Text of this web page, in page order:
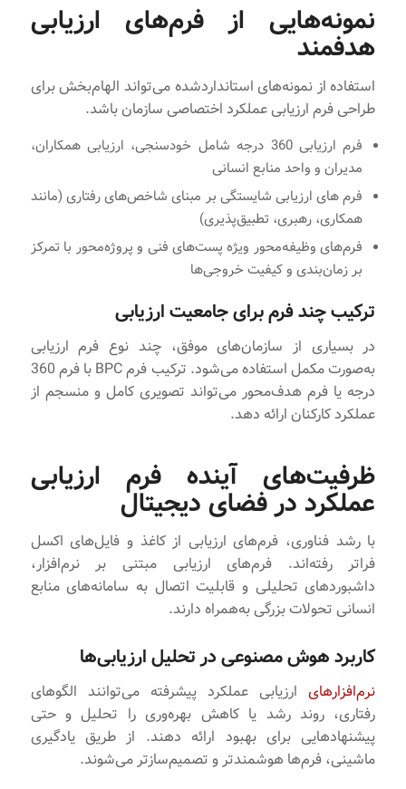
نمونه‌هایی از فرم‌های ارزیابی
هدفمند
استفاده از نمونه‌های استانداردشده می‌تواند الهام‌بخش برای
طراحی فرم ارزیابی عملکرد اختصاصی سازمان باشد.
فرم ارزیابی 360 درجه شامل خودسنجی، ارزیابی همکاران،
مدیران و واحد منابع انسانی
فرم های ارزیابی شایستگی بر مبنای شاخص‌های رفتاری (مانند
همکاری، رهبری، تطبیق‌پذیری)
فرم‌های وظیفه‌محور ویژه پست‌های فنی و پروژه‌محور با تمرکز
بر زمان‌بندی و کیفیت خروجی‌ها
ترکیب چند فرم برای جامعیت ارزیابی
در بسیاری از سازمان‌های موفق، چند نوع فرم ارزیابی
به‌صورت مکمل استفاده می‌شود. ترکیب فرم BPC با فرم 360
درجه یا فرم هدف‌محور می‌تواند تصویری کامل و منسجم از
عملکرد کارکنان ارائه دهد.
ظرفیت‌های آینده فرم ارزیابی
عملکرد در فضای دیجیتال
با رشد فناوری، فرم‌های ارزیابی از کاغذ و فایل‌های اکسل
فراتر رفته‌اند. فرم‌های ارزیابی مبتنی بر نرم‌افزار،
داشبوردهای تحلیلی و قابلیت اتصال به سامانه‌های منابع
انسانی تحولات بزرگی به‌همراه دارند.
کاربرد هوش مصنوعی در تحلیل ارزیابی‌ها
نرم‌افزارهایارزیابی عملکرد پیشرفته می‌توانند الگوهای
رفتاری، روند رشد یا کاهش بهره‌وری را تحلیل و حتی
پیشنهادهایی برای بهبود ارائه دهند. از طریق یادگیری
ماشینی، فرم‌ها هوشمندتر و تصمیم‌سازتر می‌شوند.